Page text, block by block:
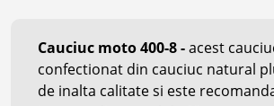
Cauciuc moto 400-8-acest
confectionat din cauciuc natural
de inalta calitate si este